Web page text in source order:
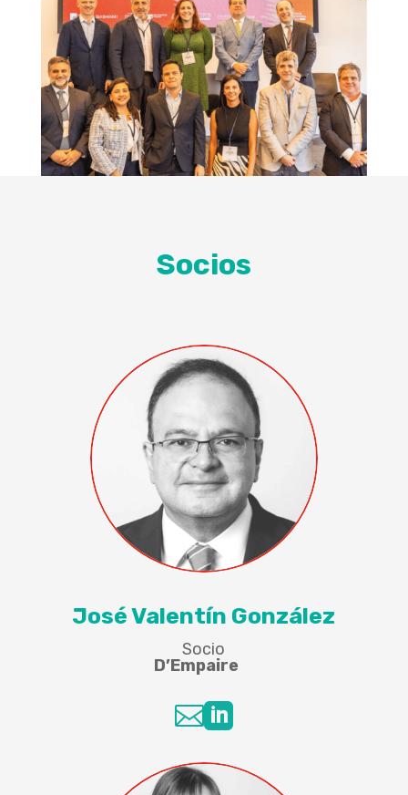
Socios
José Valentín González
Socio
D’Empaire
